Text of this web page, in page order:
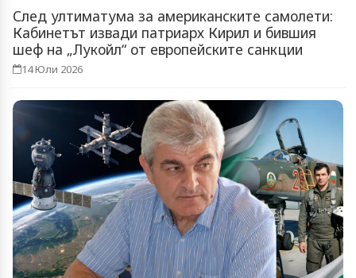
След ултиматума за американските самолети:
Кабинетът извади патриарх Кирил и бившия
шеф на „Лукойл“ от европейските санкции
14 Юли 2026